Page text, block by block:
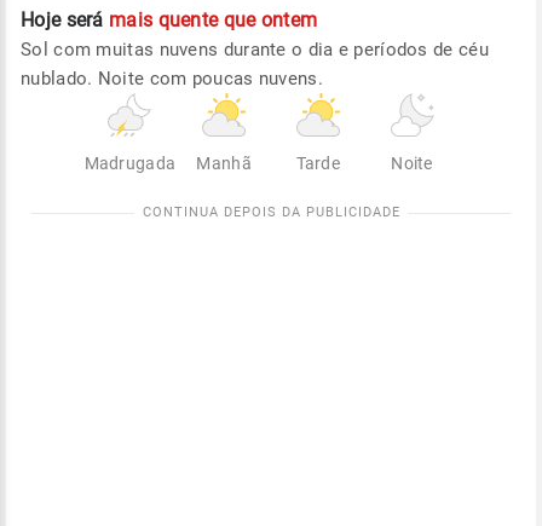
Hoje será mais quente que ontem
Sol com muitas nuvens durante o dia e períodos de céu
nublado. Noite com poucas nuvens.
Madrugada Manhã Tarde Noite